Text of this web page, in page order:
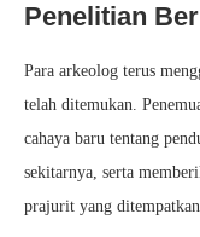
Penelitian
Para arkeolog terus
telah ditemukan.
cahaya baru tentang
sekitarnya, serta
prajurit yang